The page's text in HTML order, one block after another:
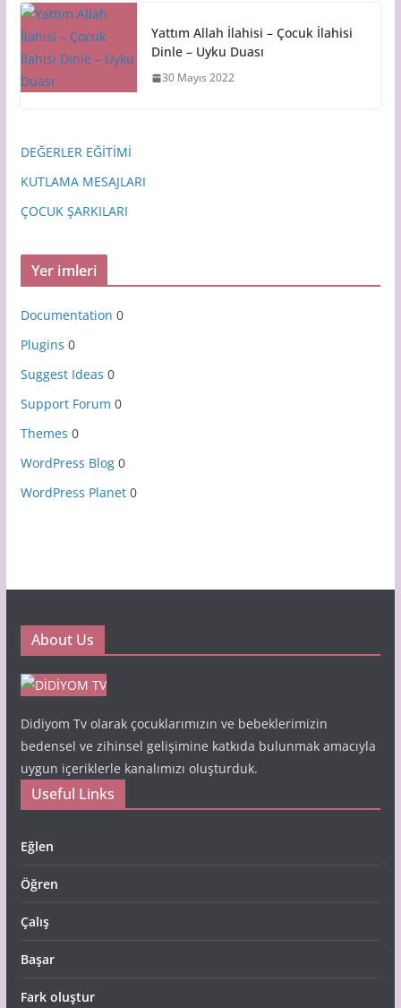
Yattım Allah İlahisi – Çocuk İlahisi
Dinle – Uyku Duası
30 Mayıs 2022
DEĞERLER EĞİTİMİ
KUTLAMA MESAJLARI
ÇOCUK ŞARKILARI
Yer imleri
Documentation 0
Plugins 0
Suggest Ideas 0
Support Forum 0
Themes 0
WordPress Blog0
WordPress Planet0
About Us
Didiyom Tv olarak çocuklarımızın ve bebeklerimizin
bedensel ve zihinsel gelişimine katkıda bulunmak amacıyla
uygun içeriklerle kanalımızı oluşturduk.
Useful Links
Eğlen
Öğren
Çalış
Başar
Fark oluştur